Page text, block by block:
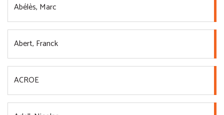
Abélès, Marc
Abert, Franck
ACROE